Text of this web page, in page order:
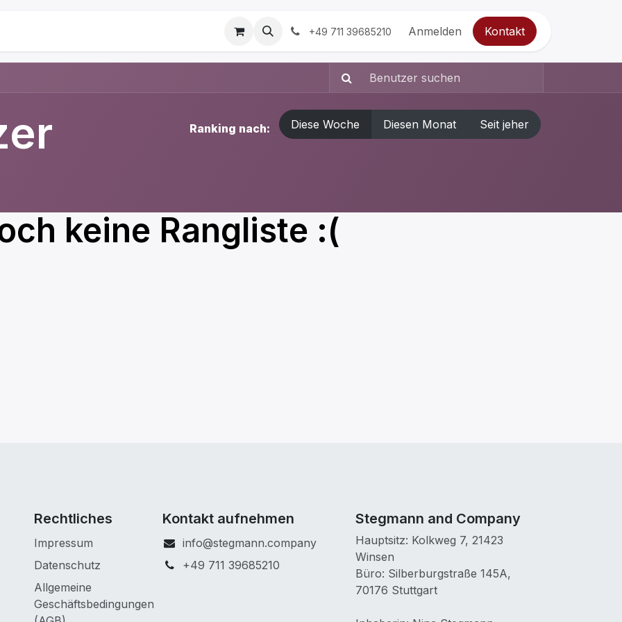
Veranstaltungen +49 711 39685210 Anmelden Kontakt
Ranking nach: Diese Woche Diesen Monat Seit jeher
keine Rangliste :(
Kontakt aufnehmen
info@stegmann.company
+49 711 39685210
Rechtliches
Impressum
Datenschutz
Allgemeine
Geschäftsbedingungen
Stegmann and Company
Hauptsitz: Kolkweg 7, 21423
Winsen
Büro: Silberburgstraße 145A,
70176 Stuttgart